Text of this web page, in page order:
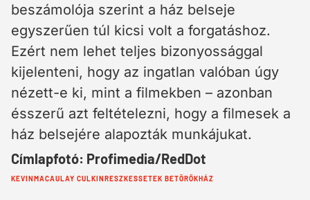
beszámolója szerint a ház belseje
egyszerűen túl kicsi volt a forgatáshoz.
Ezért nem lehet teljes bizonyossággal
kijelenteni, hogy az ingatlan valóban úgy
nézett-e ki, mint a filmekben – azonban
ésszerű azt feltételezni, hogy a filmesek a
ház belsejére alapozták munkájukat.
Címlapfotó: Profimedia/RedDot
Cimkék:
KEVINMACAULAY CULKINRESZKESSETEK BETÖRŐKHÁZ